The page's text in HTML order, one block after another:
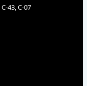
43, С-07